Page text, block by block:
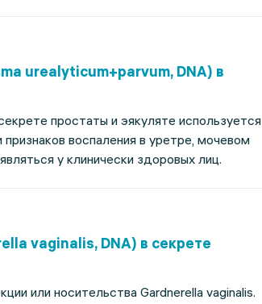
urealyticum+parvum, DNA) в
простаты и эякуляте используется
воспаления в уретре, мочевом
у клинически здоровых лиц.
vaginalis, DNA) в секрете
или носительства Gardnerella vaginalis.